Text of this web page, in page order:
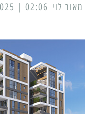
מאור לוי 02:06 | 25/03/2025